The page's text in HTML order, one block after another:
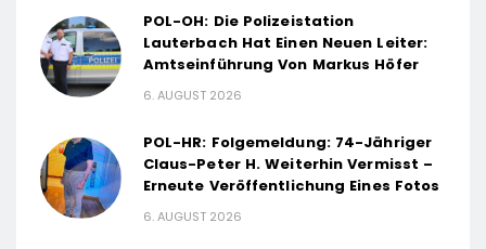
POL-OH: Die Polizeistation
Lauterbach Hat Einen Neuen Leiter:
Amtseinführung Von Markus Höfer
6. AUGUST 2026
POL-HR: Folgemeldung: 74-Jähriger
Claus-Peter H. Weiterhin Vermisst –
Erneute Veröffentlichung Eines Fotos
6. AUGUST 2026